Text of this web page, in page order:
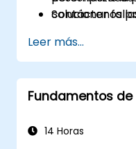
Solucionar
tiempo
contáctenos
Leer más...
Fundamentos de
14 Horas